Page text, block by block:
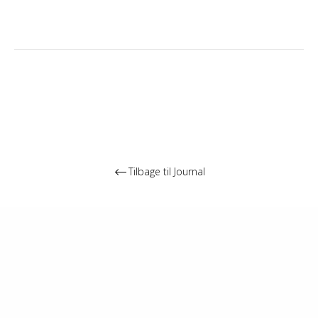
Tilbage til Journal